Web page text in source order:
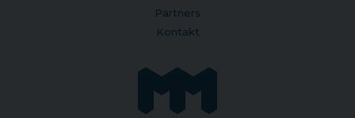
Partners
Kontakt